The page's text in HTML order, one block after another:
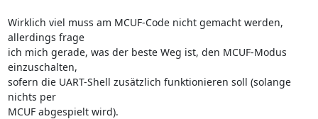
Wirklich viel muss am MCUF-Code nicht gemacht werden,
allerdings frage
ich mich gerade, was der beste Weg ist, den MCUF-Modus
einzuschalten,
sofern die UART-Shell zusätzlich funktionieren soll (solange
nichts per
MCUF abgespielt wird).